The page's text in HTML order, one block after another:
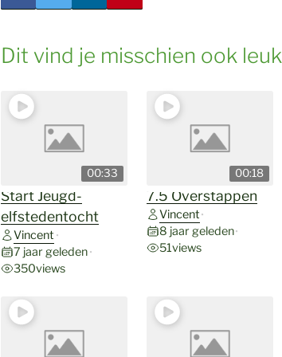
Dit vind je misschien ook leuk
00:33
Start Jeugd-
elfstedentocht
Vincent •
7 jaar geleden•
350views
00:18
7.5 Overstappen
Vincent•
8 jaar geleden•
51views